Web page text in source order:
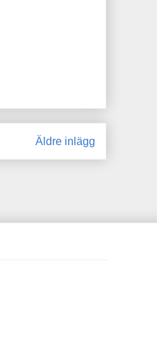
Äldre inlägg